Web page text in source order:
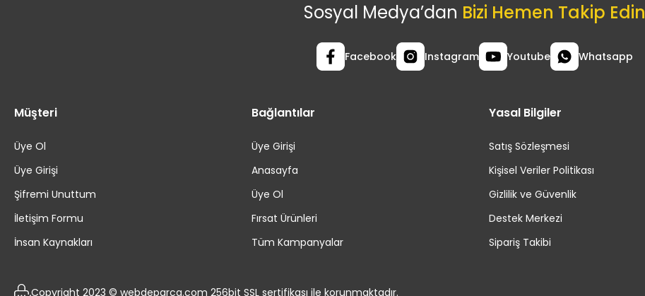
Sosyal Medya’dan Bizi Hemen Takip Edin
Facebook Instagram Youtube Whatsapp
Müşteri
Üye Ol
Üye Girişi
Şifremi Unuttum
İletişim Formu
İnsan Kaynakları
Bağlantılar
Üye Girişi
Anasayfa
Üye Ol
Fırsat Ürünleri
Tüm Kampanyalar
Yasal Bilgiler
Satış Sözleşmesi
Kişisel Veriler Politikası
Gizlilik ve Güvenlik
Destek Merkezi
Sipariş Takibi
Copyright 2023 © webdeparca.com 256bit SSL sertifikası ile korunmaktadır.